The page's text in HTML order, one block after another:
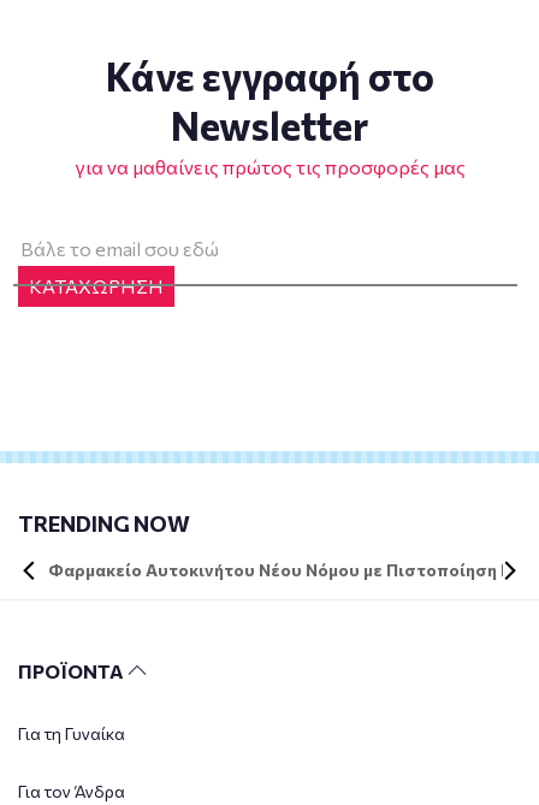
Κάνε εγγραφή στο
Newsletter
για να μαθαίνεις πρώτος τις προσφορές μας
ΚΑΤΑΧΩΡΗΣΗ
TRENDING NOW
Φαρμακείο Αυτοκινήτου Νέου Νόμου με Πιστοποίηση DIN
ΠΡΟΪΟΝΤΑ
Για τη Γυναίκα
Για τον Άνδρα